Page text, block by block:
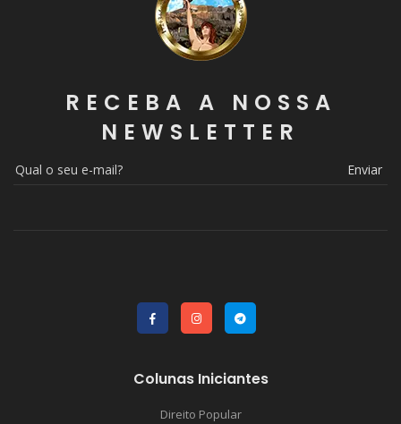
RECEBA A NOSSA
NEWSLETTER
Enviar
Colunas Iniciantes
Direito Popular